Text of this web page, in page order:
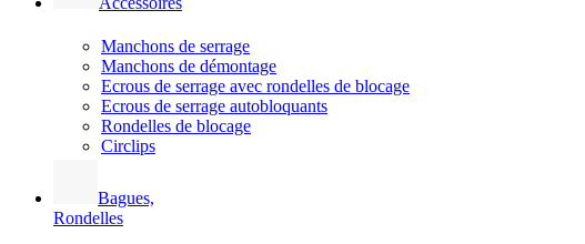
Manchons de serrage
Manchons de démontage
Ecrous de serrage avec rondelles de blocage
Ecrous de serrage autobloquants
Rondelles de blocage
Circlips
Bagues,
Rondelles